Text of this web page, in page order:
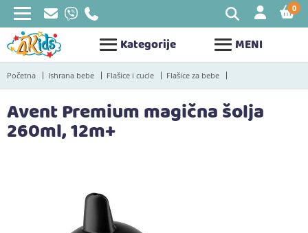
Kategorije MENI
0
Početna Ishrana bebe Flašice i cucle Flašice za bebe
Avent Premium magična šolja
260ml, 12m+